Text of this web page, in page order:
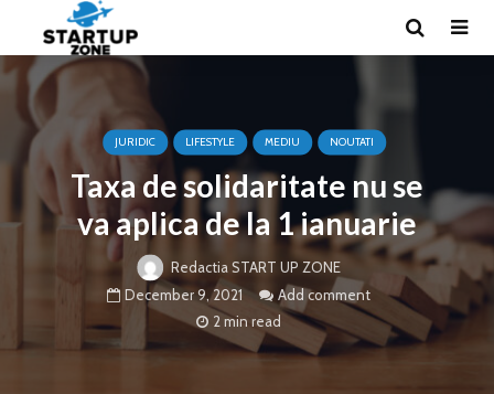
JURIDIC LIFESTYLE MEDIU NOUTATI
Taxa de solidaritate nu se
va aplica de la 1 ianuarie
Redactia START UP ZONE
December 9, 2021
Add comment
2 min read